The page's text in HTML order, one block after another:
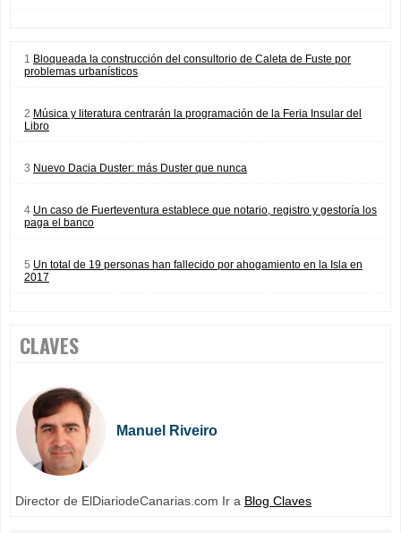
1 Bloqueada la construcción del consultorio de Caleta de Fuste por
problemas urbanísticos
2 Música y literatura centrarán la programación de la Feria Insular del
Libro
3 Nuevo Dacia Duster: más Duster que nunca
4 Un caso de Fuerteventura establece que notario, registro y gestoría los
paga el banco
5 Un total de 19 personas han fallecido por ahogamiento en la Isla en
2017
CLAVES
Manuel Riveiro
Director de ElDiariodeCanarias.com Ir a Blog Claves